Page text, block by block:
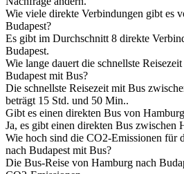
Wie viele direkte Verbindungen gibt es
Budapest?
Es gibt im Durchschnitt 8 direkte
Budapest.
Wie lange dauert die schnellste
Budapest mit Bus?
Die schnellste Reisezeit mit Bus
beträgt 15 Std. und 50 Min..
Gibt es einen direkten Bus von
Ja, es gibt einen direkten Bus zwischen
Wie hoch sind die CO2-Emissionen für
nach Budapest mit Bus?
Die Bus-Reise von Hamburg nach